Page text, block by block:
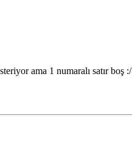
ama 1 numaralı satır boş :/